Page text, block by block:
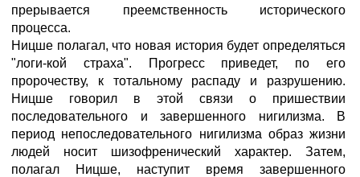
прерывается преемственность исторического
процесса.
Ницше полагал, что новая история будет определяться
"логи-кой страха". Прогресс приведет, по его
пророчеству, к тотальному распаду и разрушению.
Ницше говорил в этой связи о пришествии
последовательного и завершенного нигилизма. В
период непоследовательного нигилизма образ жизни
людей носит шизофренический характер. Затем,
полагал Ницше, наступит время завершенного